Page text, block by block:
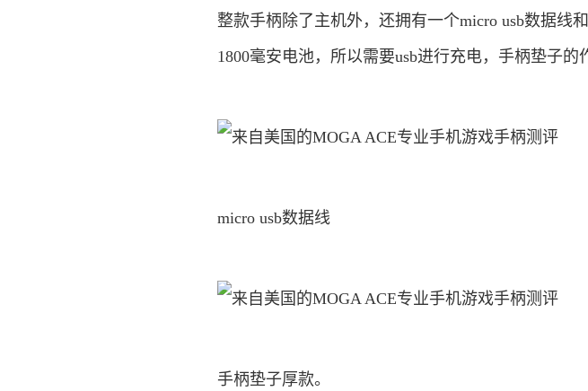
整款手柄除了主机外，还拥有一个micro usb数据线
1800毫安电池，所以需要usb进行充电，手柄垫子的
micro usb数据线
手柄垫子厚款。